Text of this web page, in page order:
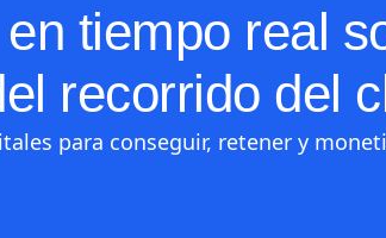
tiempo real
recorrido del
para conseguir, retener y